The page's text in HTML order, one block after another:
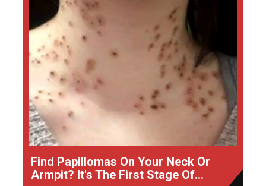
Find Papillomas On Your Neck Or
Armpit? It's The First Stage Of...